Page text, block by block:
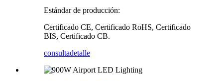
Estándar de producción:
Certificado CE, Certificado RoHS, Certificado
BIS, Certificado CB.
consultadetalle